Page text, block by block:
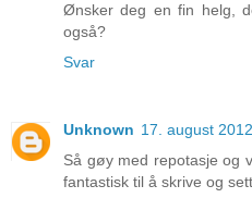
Ønsker deg en fin helg,
også?
Svar
Unknown 17. august
Så gøy med repotasje og
fantastisk til å skrive og